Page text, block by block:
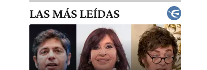
LAS MÁS LEÍDAS